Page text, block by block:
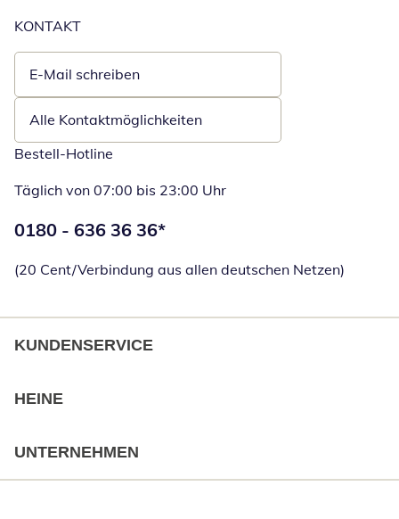
KONTAKT
E-Mail schreiben
Öffnet E-Mail-Client
Alle Kontaktmöglichkeiten
Bestell-Hotline
Täglich von 07:00 bis 23:00 Uhr
Telefonnummer:
0180 - 636 36 36*
(20 Cent/Verbindung aus allen deutschen Netzen)
KUNDENSERVICE
HEINE
UNTERNEHMEN